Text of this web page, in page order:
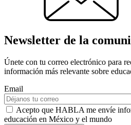
Newsletter de la
Únete con tu correo electrónico para
información más relevante sobre
Email
Acepto que HABLA me envíe
educación en México y el mundo